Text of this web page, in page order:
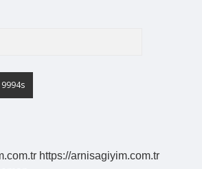
https://arnisagiyim.com.tr